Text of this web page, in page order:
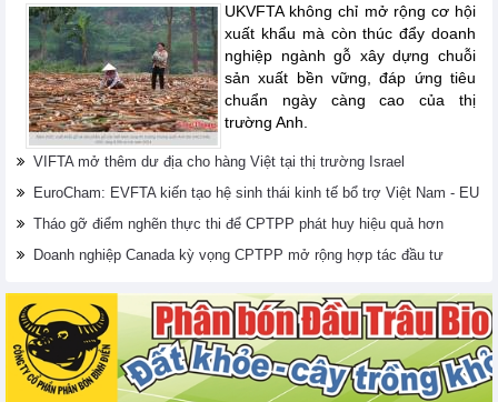
UKVFTA không chỉ mở rộng cơ hội
xuất khẩu mà còn thúc đẩy doanh
nghiệp ngành gỗ xây dựng chuỗi
sản xuất bền vững, đáp ứng tiêu
chuẩn ngày càng cao của thị
trường Anh.
VIFTA mở thêm dư địa cho hàng Việt tại thị trường Israel
EuroCham: EVFTA kiến tạo hệ sinh thái kinh tế bổ trợ Việt Nam - EU
Tháo gỡ điểm nghẽn thực thi để CPTPP phát huy hiệu quả hơn
Doanh nghiệp Canada kỳ vọng CPTPP mở rộng hợp tác đầu tư